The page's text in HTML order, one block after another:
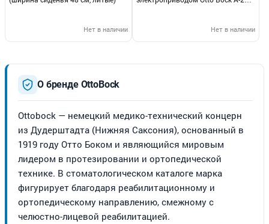
Нет в наличии Нет в наличии
О бренде OttoBock
Ottobock — немецкий медико-технический концерн
из Дудерштадта (Нижняя Саксония), основанный в
1919 году Отто Боком и являющийся мировым
лидером в протезировании и ортопедической
технике. В стоматологическом каталоге марка
фигурирует благодаря реабилитационному и
ортопедическому направлению, смежному с
челюстно-лицевой реабилитацией.